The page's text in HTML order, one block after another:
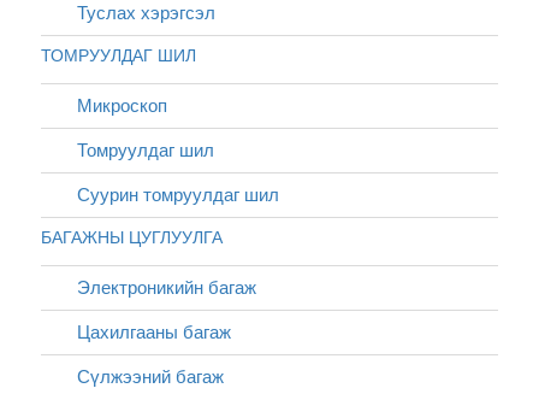
Туслах хэрэгсэл
ТОМРУУЛДАГ ШИЛ
Микроскоп
Томруулдаг шил
Суурин томруулдаг шил
БАГАЖНЫ ЦУГЛУУЛГА
Электроникийн багаж
Цахилгааны багаж
Сүлжээний багаж